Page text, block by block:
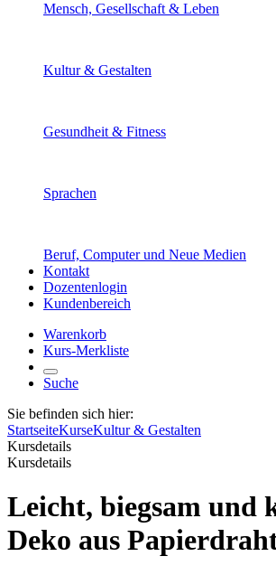
Mensch, Gesellschaft & Leben
Kultur & Gestalten
Gesundheit & Fitness
Sprachen
Beruf, Computer und Neue Medien
Kontakt
Dozentenlogin
Kundenbereich
Warenkorb
Kurs-Merkliste
Suche
Sie befinden sich hier:
StartseiteKurseKultur & Gestalten
Kursdetails
Kursdetails
Leicht, biegsam und
Deko aus